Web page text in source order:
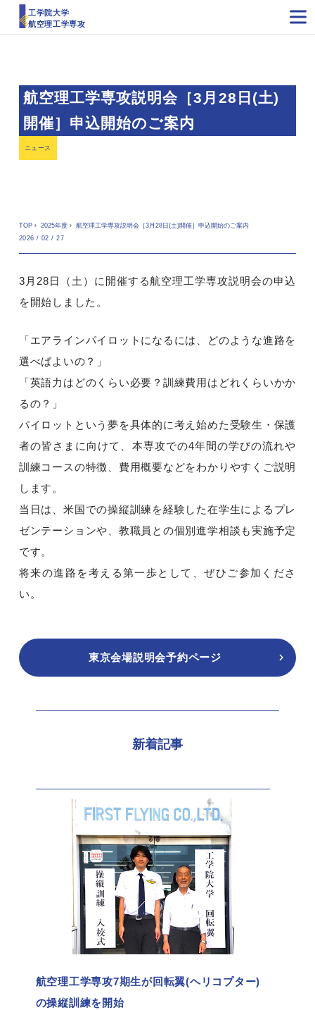
工学院大学
航空理工学専攻
航空理工学専攻説明会［3月28日(土)
開催］申込開始のご案内
ニュース
TOP› 2025年度› 航空理工学専攻説明会［3月28日(土)開催］申込開始のご案内
2026 / 02 / 27
3月28日（土）に開催する航空理工学専攻説明会の申込
を開始しました。
「エアラインパイロットになるには、どのような進路を
選べばよいの？」
「英語力はどのくらい必要？訓練費用はどれくらいかか
るの？」
パイロットという夢を具体的に考え始めた受験生・保護
者の皆さまに向けて、本専攻での4年間の学びの流れや
訓練コースの特徴、費用概要などをわかりやすくご説明
します。
当日は、米国での操縦訓練を経験した在学生によるプレ
ゼンテーションや、教職員との個別進学相談も実施予定
です。
将来の進路を考える第一歩として、ぜひご参加くださ
い。
東京会場説明会予約ページ
新着記事
航空理工学専攻7期生が回転翼(ヘリコプター)
の操縦訓練を開始